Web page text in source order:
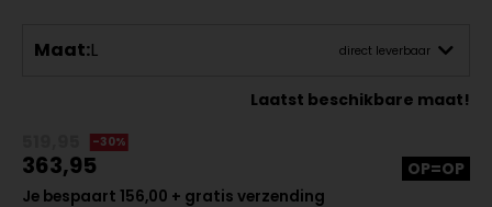
Maat:L direct leverbaar
Laatst beschikbare maat!
-30%
363,95
Je bespaart 156,00 + gratis verzending
OP=OP